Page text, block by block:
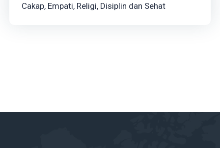
Cakap, Empati, Religi, Disiplin dan Sehat